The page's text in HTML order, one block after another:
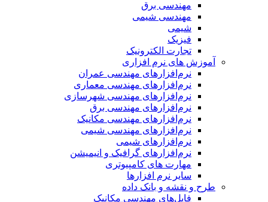
مهندسی برق
مهندسی شیمی
شیمی
فیزیک
تجارت الکترونیک
آموزش های نرم افزاری
نرم‌افزارهای مهندسی عمران
نرم‌افزارهای مهندسی معماری
نرم‌افزارهای مهندسی شهرسازی
نرم‌افزارهای مهندسی برق
نرم‌افزارهای مهندسی مکانیک
نرم‌افزارهای مهندسی شیمی
نرم‌افزارهای شیمی
نرم‌افزارهای گرافیک و انیمیشن
مهارت های کامپیوتری
سایر نرم افزارها
طرح و نقشه و بانک داده
فایل‌های مهندسی مکانیک